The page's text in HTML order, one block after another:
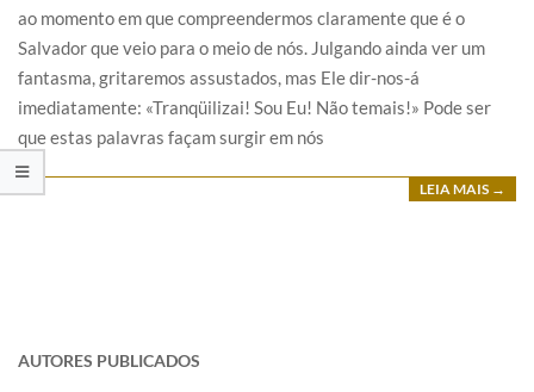
ao momento em que compreendermos claramente que é o
Salvador que veio para o meio de nós. Julgando ainda ver um
fantasma, gritaremos assustados, mas Ele dir-nos-á
imediatamente: «Tranqüilizai! Sou Eu! Não temais!» Pode ser
que estas palavras façam surgir em nós
LEIA MAIS →
AUTORES PUBLICADOS